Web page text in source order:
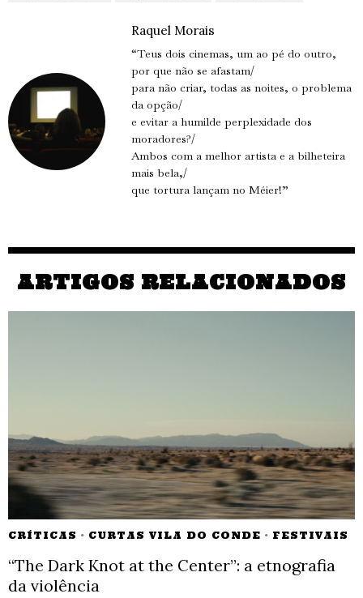
Raquel Morais
“Teus dois cinemas, um ao pé do outro,
por que não se afastam/
para não criar, todas as noites, o problema
da opção/
e evitar a humilde perplexidade dos
moradores?/
Ambos com a melhor artista e a bilheteira
mais bela,/
que tortura lançam no Méier!”
ARTIGOS RELACIONADOS
CRÍTICAS · CURTAS VILA DO CONDE · FESTIVAIS
“The Dark Knot at the Center”: a etnografia
da violência